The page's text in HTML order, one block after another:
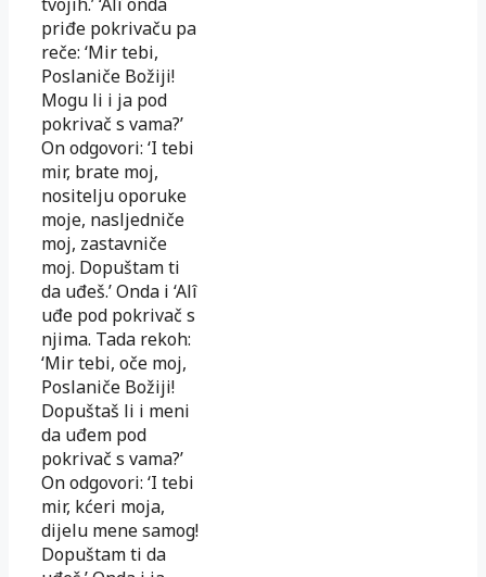
priđe pokrivaču pa
reče: ‘Mir tebi,
Poslaniče Božiji!
Mogu li i ja pod
pokrivač s vama?’
On odgovori: ‘I tebi
mir, brate moj,
nositelju oporuke
moje, nasljedniče
moj, zastavniče
moj. Dopuštam ti
da uđeš.’ Onda i ‘Alî
uđe pod pokrivač s
njima. Tada rekoh:
‘Mir tebi, oče moj,
Poslaniče Božiji!
Dopuštaš li i meni
da uđem pod
pokrivač s vama?’
On odgovori: ‘I tebi
mir, kćeri moja,
dijelu mene samog!
Dopuštam ti da